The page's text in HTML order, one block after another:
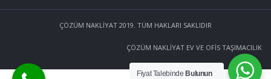
ÇÖZÜM NAKLİYAT 2019. TÜM HAKLARI SAKLIDIR
ÇÖZÜM NAKLİYAT EV VE OFİS TAŞIMACILIK
Fiyat Talebinde Bulunun